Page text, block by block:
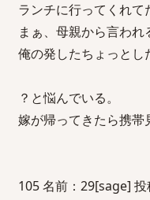
ランチに行ってくれて
まぁ、母親から言われ
俺の発したちょっと
？と悩んでいる。
嫁が帰ってきたら携帯
105 名前：29[sage]